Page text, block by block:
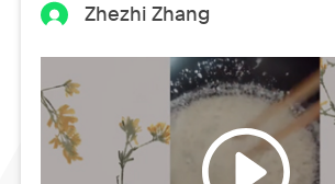
Zhezhi Zhang